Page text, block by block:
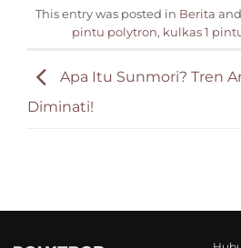
This entry was posted in Berita
pintu polytron, kulkas 1
Apa Itu Sunmori? Tren
Diminati!